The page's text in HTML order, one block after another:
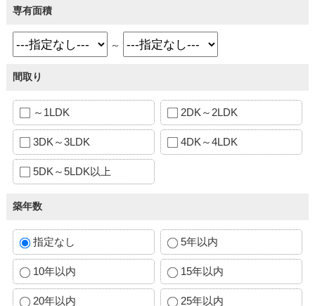
専有面積
～
間取り
～1LDK 2DK～2LDK
3DK～3LDK 4DK～4LDK
5DK～5LDK以上
築年数
指定なし 5年以内
10年以内 15年以内
20年以内 25年以内